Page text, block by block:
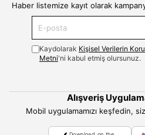
Haber listemize kayıt olarak
Kaydolarak Kişisel Verilerin
Metni'ni kabul etmiş olursunuz.
Alışveriş
Mobil uygulamamızı keşfedin,